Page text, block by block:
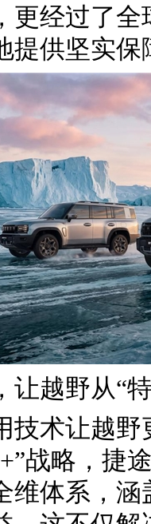
更经过了
提供坚实保
让越野从“
技术让越
战略，捷
维体系，